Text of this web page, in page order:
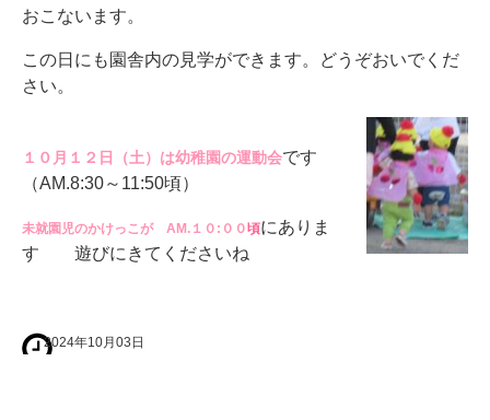
おこないます。
この日にも園舎内の見学ができます。どうぞおいでくだ
さい。
１０月１２日（土）は幼稚園の運動会です
（AM.8:30～11:50頃）
未就園児のかけっこが AM.１０:００頃にありま
す 遊びにきてくださいね
2024年10月03日